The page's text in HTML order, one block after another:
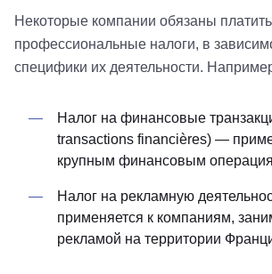
Некоторые компании обязаны платить
профессиональные налоги, в
специфики их деятельности.
Налог на финансовые
transactions financières) —
крупным финансовым
Налог на рекламную
применяется к компаниям,
рекламой на территории